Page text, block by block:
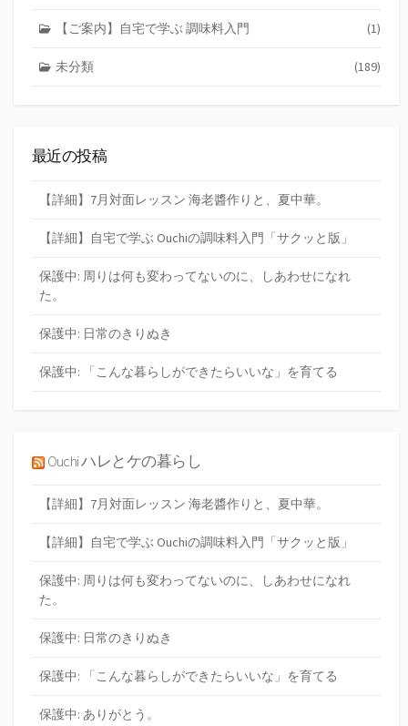
【ご案内】自宅で学ぶ 調味料入門 (1)
未分類 (189)
最近の投稿
【詳細】7月対面レッスン 海老醬作りと、夏中華。
【詳細】自宅で学ぶ Ouchiの調味料入門「サクッと版」
保護中: 周りは何も変わってないのに、しあわせになれ
た。
保護中: 日常のきりぬき
保護中: 「こんな暮らしができたらいいな」を育てる
Ouchi ハレとケの暮らし
【詳細】7月対面レッスン 海老醬作りと、夏中華。
【詳細】自宅で学ぶ Ouchiの調味料入門「サクッと版」
保護中: 周りは何も変わってないのに、しあわせになれ
た。
保護中: 日常のきりぬき
保護中: 「こんな暮らしができたらいいな」を育てる
保護中: ありがとう。